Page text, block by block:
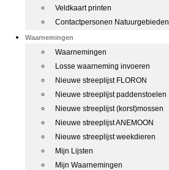
Veldkaart printen
Contactpersonen Natuurgebieden
Waarnemingen
Waarnemingen
Losse waarneming invoeren
Nieuwe streeplijst FLORON
Nieuwe streeplijst paddenstoelen
Nieuwe streeplijst (korst)mossen
Nieuwe streeplijst ANEMOON
Nieuwe streeplijst weekdieren
Mijn Lijsten
Mijn Waarnemingen